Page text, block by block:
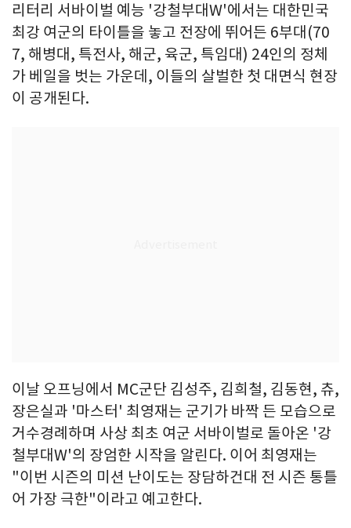
리터리 서바이벌 예능 '강철부대W'에서는 대한민국
최강 여군의 타이틀을 놓고 전장에 뛰어든 6부대(70
7, 해병대, 특전사, 해군, 육군, 특임대) 24인의 정체
가 베일을 벗는 가운데, 이들의 살벌한 첫 대면식 현장
이 공개된다.
이날 오프닝에서 MC군단 김성주, 김희철, 김동현, 츄,
장은실과 '마스터' 최영재는 군기가 바짝 든 모습으로
거수경례하며 사상 최초 여군 서바이벌로 돌아온 '강
철부대W'의 장엄한 시작을 알린다. 이어 최영재는
"이번 시즌의 미션 난이도는 장담하건대 전 시즌 통틀
어 가장 극한"이라고 예고한다.